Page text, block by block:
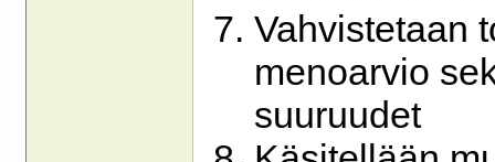
Vahvistetaan
menoarvio
suuruudet